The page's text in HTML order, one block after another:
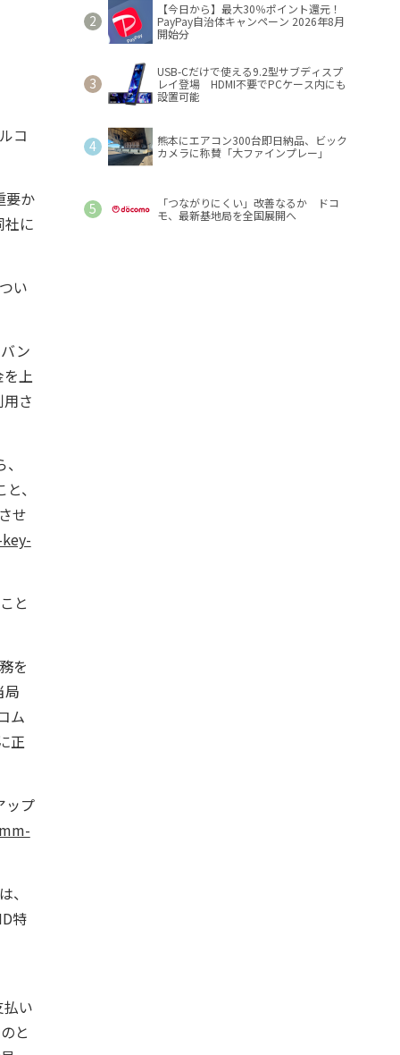
コ
要か
社に
い
ン
上
さ
、
せ
と
を
局
ム
正
ップ
、
特
い
と
【今日から】最大30％ポイント還元！
PayPay自治体キャンペーン 2026年8月
開始分
USB-Cだけで使える9.2型サブディスプ
レイ登場 HDMI不要でPCケース内にも
設置可能
熊本にエアコン300台即日納品、ビック
カメラに称賛「大ファインプレー」
「つながりにくい」改善なるか ドコ
モ、最新基地局を全国展開へ